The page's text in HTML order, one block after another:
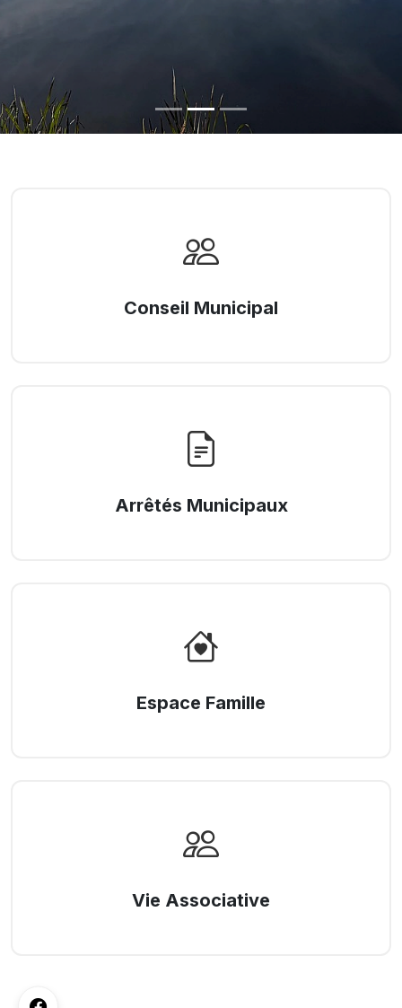
Conseil Municipal
Arrêtés Municipaux
Espace Famille
Vie Associative